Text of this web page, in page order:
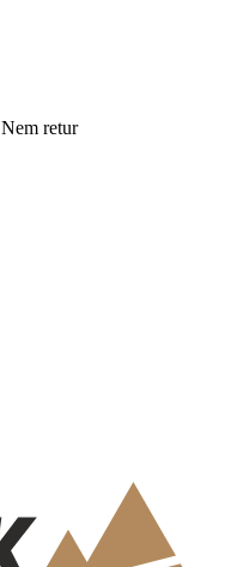
Nem retur